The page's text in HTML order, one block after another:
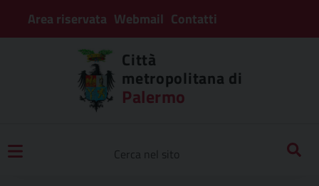
Area riservata Webmail Contatti
Città
metropolitana di
Palermo